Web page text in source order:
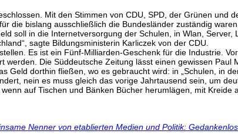
Mit den Stimmen von CDU, SPD, der Grünen und
die bislang ausschließlich die Bundesländer zuständig
soll in die Internetversorgung der Schulen, in Wlan, Server,
sagte Bildungsministerin Karliczek von der CDU.
Es ist ein Fünf-Milliarden-Geschenk für die Industrie.
Die Süddeutsche Zeitung lässt einen gewissen Paul
Geld dorthin fließen, wo es gebraucht wird: in „Schulen, in
nein es muss gleich das vorige Jahrtausend sein, um
auf Tischen und Bänken Bücher herumlägen, mit Kreide
Nenner von etablierten Medien und Politik: